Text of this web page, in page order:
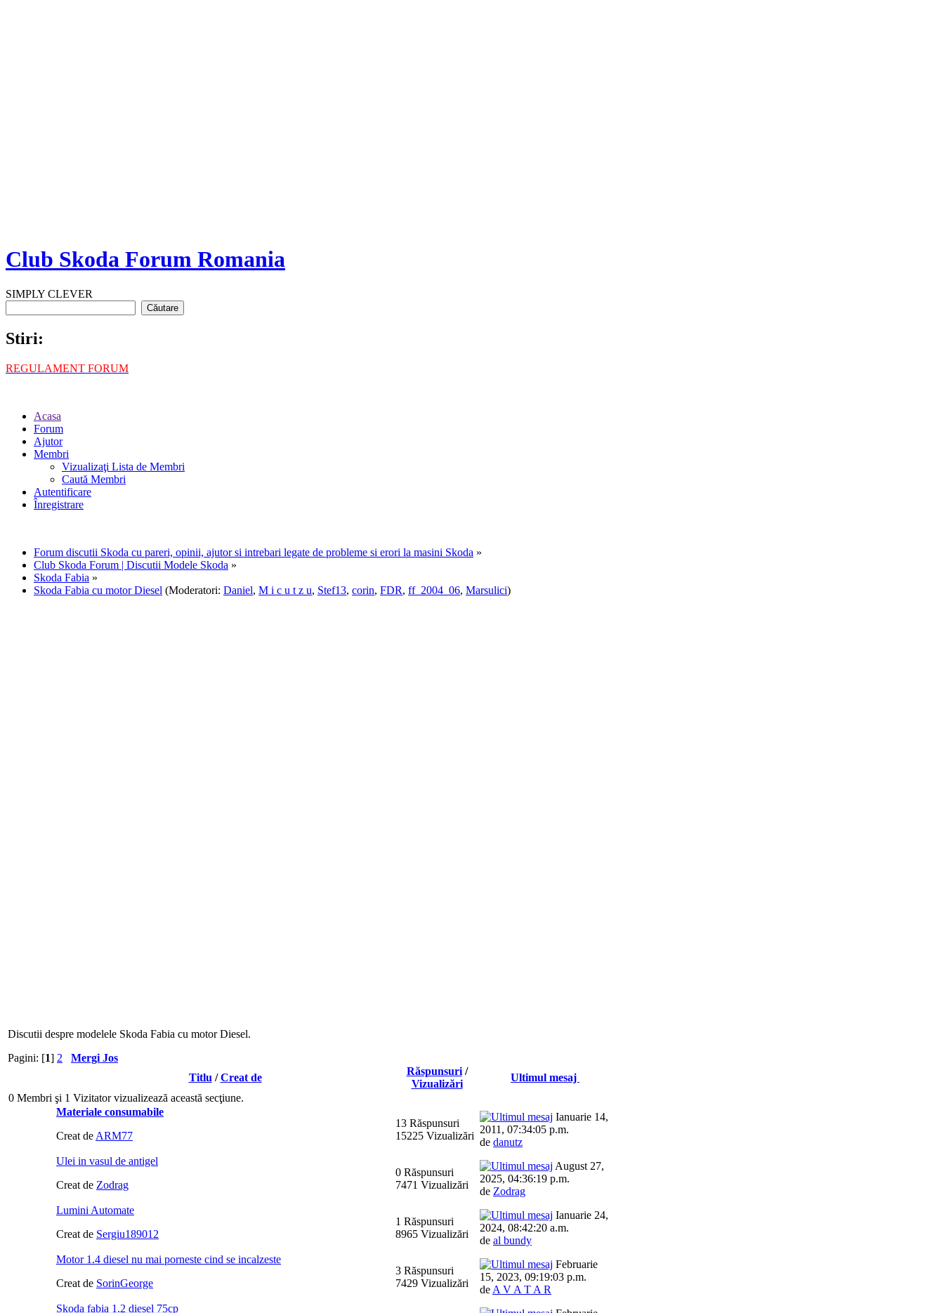
Club Skoda Forum Romania
SIMPLY CLEVER
Stiri:
REGULAMENT FORUM
Acasa
Forum
Ajutor
Membri
Vizualizaţi Lista de Membri
Caută Membri
Autentificare
Înregistrare
Forum discutii Skoda cu pareri, opinii, ajutor si intrebari legate de probleme si erori la masini Skoda »
Club Skoda Forum | Discutii Modele Skoda »
Skoda Fabia »
Skoda Fabia cu motor Diesel (Moderatori: Daniel, M i c u t z u, Stef13, corin, FDR, ff_2004_06, Marsulici)
Discutii despre modelele Skoda Fabia cu motor Diesel.
Pagini: [1] 2
Mergi Jos
Titlu /Creat de
Răspunsuri/
Vizualizări
Ultimul mesaj
0 Membri şi 1 Vizitator vizualizează această secţiune.
Materiale consumabile
Creat de ARM77
13 Răspunsuri
15225 Vizualizări
Ianuarie 14,
2011, 07:34:05 p.m.
de danutz
Ulei in vasul de antigel
Creat de Zodrag
0 Răspunsuri
7471 Vizualizări
August 27,
2025, 04:36:19 p.m.
de Zodrag
Lumini Automate
Creat de Sergiu189012
1 Răspunsuri
8965 Vizualizări
Ianuarie 24,
2024, 08:42:20 a.m.
de al bundy
Motor 1.4 diesel nu mai porneste cind se incalzeste
Creat de SorinGeorge
3 Răspunsuri
7429 Vizualizări
Februarie
15, 2023, 09:19:03 p.m.
de A V A T A R
Skoda fabia 1.2 diesel 75cp